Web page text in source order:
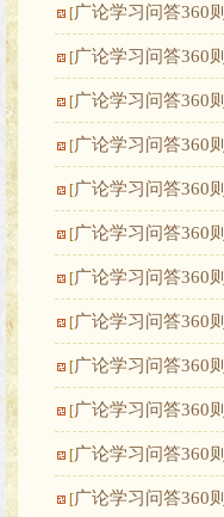
[广论学习问答360则
[广论学习问答360则
[广论学习问答360则
[广论学习问答360则
[广论学习问答360则
[广论学习问答360则
[广论学习问答360则
[广论学习问答360则
[广论学习问答360则
[广论学习问答360则
[广论学习问答360则
[广论学习问答360则